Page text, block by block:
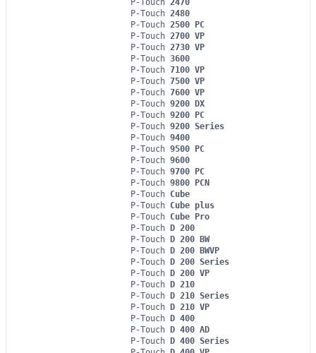
P-Touch 2470
P-Touch 2480
P-Touch 2500 PC
P-Touch 2700 VP
P-Touch 2730 VP
P-Touch 3600
P-Touch 7100 VP
P-Touch 7500 VP
P-Touch 7600 VP
P-Touch 9200 DX
P-Touch 9200 PC
P-Touch 9200 Series
P-Touch 9400
P-Touch 9500 PC
P-Touch 9600
P-Touch 9700 PC
P-Touch 9800 PCN
P-Touch Cube
P-Touch Cube plus
P-Touch Cube Pro
P-Touch D 200
P-Touch D 200 BW
P-Touch D 200 BWVP
P-Touch D 200 Series
P-Touch D 200 VP
P-Touch D 210
P-Touch D 210 Series
P-Touch D 210 VP
P-Touch D 400
P-Touch D 400 AD
P-Touch D 400 Series